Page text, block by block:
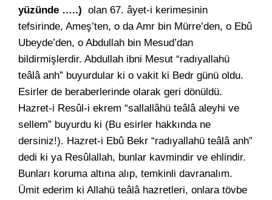
yüzünde …..) olan 67. âyet-i kerimesinin
tefsirinde, Ameş’ten, o da Amr bin Mürre’den, o Ebû
Ubeyde’den, o Abdullah bin Mesud’dan
bildirmişlerdir. Abdullah ibni Mesut “radıyallahü
teâlâ anh” buyurdular ki o vakit ki Bedr günü oldu.
Esirler de beraberlerinde olarak geri dönüldü.
Hazret-i Resûl-i ekrem “sallallâhü teâlâ aleyhi ve
sellem” buyurdu ki (Bu esirler hakkında ne
dersiniz!). Hazret-i Ebû Bekr “radıyallahü teâlâ anh”
dedi ki ya Resûlallah, bunlar kavmindir ve ehlindir.
Bunları koruma altına alıp, temkinli davranalım.
Ümit ederim ki Allahü teâlâ hazretleri, onlara tövbe